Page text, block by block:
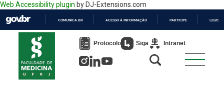
Web Accessibility plugin by DJ-Extensions.com
PARA
COMUNICA BR ACESSO À INFORMAÇÃO PARTICIPE
Protocolo Siga Intranet